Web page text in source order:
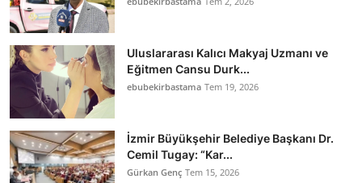
Uluslararası Kalıcı Makyaj Uzmanı ve
Eğitmen Cansu Durk...
ebubekirbastama Tem 19, 2026
İzmir Büyükşehir Belediye Başkanı Dr.
Cemil Tugay: “Kar...
Gürkan Genç Tem 15, 2026